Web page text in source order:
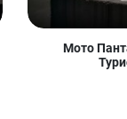
Мото